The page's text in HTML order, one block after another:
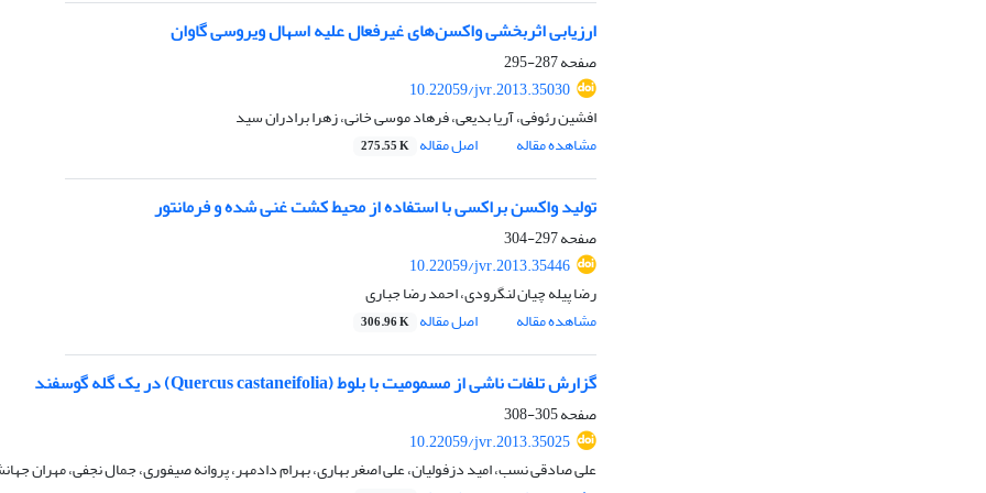
ارزیابی اثربخشی واکسن‌های غیرفعال علیه اسهال ویروسی گاوان
صفحه287-295
10.22059/jvr.2013.35030
افشین رئوفی، آریا بدیعی، فرهاد موسی خانی، زهرا برادران سید
مشاهده مقاله
اصل مقاله 275.55 K
تولید واکسن براکسی با استفاده از محیط کشت غنی شده و فرمانتور
صفحه297-304
10.22059/jvr.2013.35446
رضا پیله چیان لنگرودی، احمد رضا جباری
مشاهده مقاله
اصل مقاله 306.96 K
گزارش تلفات ناشی از مسمومیت با بلوط (Quercus castaneifolia) در یک گله گوسفند
صفحه305-308
10.22059/jvr.2013.35025
علی صادقی نسب، امید دزفولیان، علی اصغر بهاری، بهرام دادمهر، پروانه صیفوری، جمال نجفی، مهران